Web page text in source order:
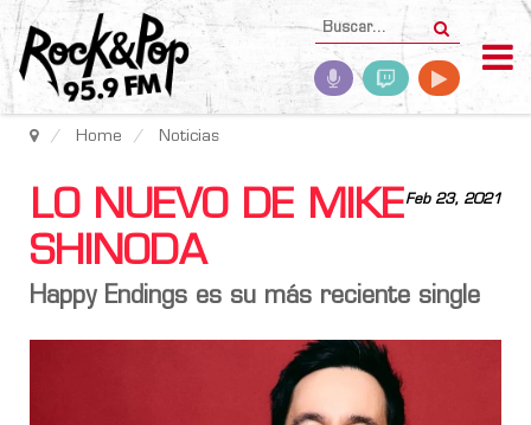
Home Noticias
Feb 23, 2021
LO NUEVO DE MIKE
SHINODA
Happy Endings es su más reciente single